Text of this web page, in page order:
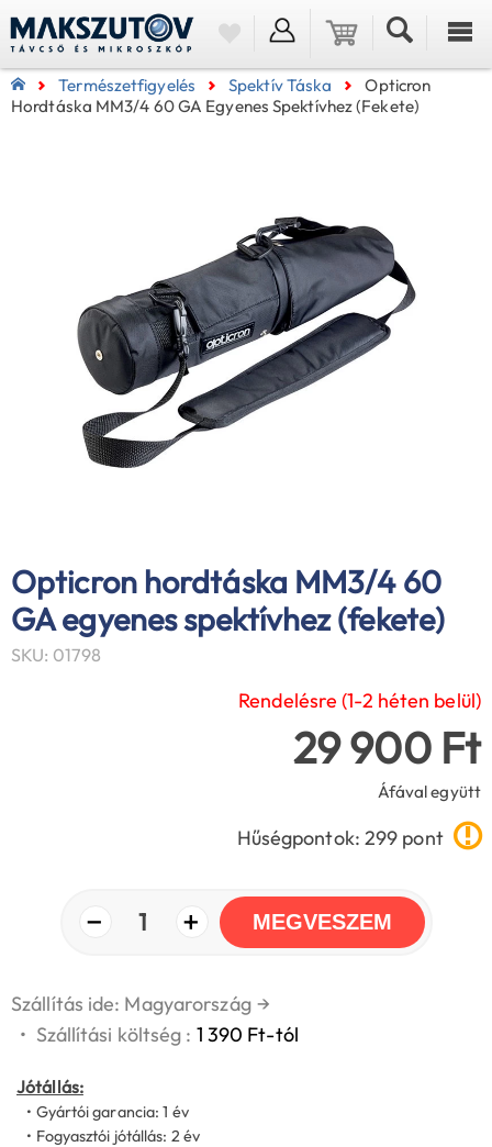
Természetfigyelés Spektív Táska
Opticron
Hordtáska MM3/4 60 GA Egyenes Spektívhez (fekete)
Opticron hordtáska MM3/4 60
GA egyenes spektívhez (fekete)
SKU: 01798
Rendelésre (1-2 héten belül)
29 900 Ft
Áfával együtt
Hűségpontok: 299 pont
− 1 + MEGVESZEM
Szállítás ide: Magyarország →
• Szállítási költség : 1 390 Ft-tól
Jótállás:
• Gyártói garancia: 1 év
• Fogyasztói jótállás: 2 év